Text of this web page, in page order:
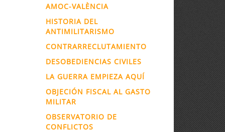
AMOC-VALÈNCIA
HISTORIA DEL
ANTIMILITARISMO
CONTRARRECLUTAMIENTO
DESOBEDIENCIAS CIVILES
LA GUERRA EMPIEZA AQUÍ
OBJECIÓN FISCAL AL GASTO
MILITAR
OBSERVATORIO DE
CONFLICTOS